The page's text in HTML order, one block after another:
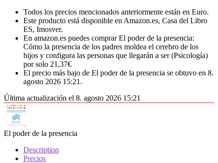
Todos los precios mencionados anteriormente están en Euro.
Este producto está disponible en Amazon.es, Casa del Libro
ES, Imosver.
En amazon.es puedes comprar El poder de la presencia:
Cómo la presencia de los padres moldea el cerebro de los
hijos y configura las personas que llegarán a ser (Psicología)
por solo 21,37€
El precio más bajo de El poder de la presencia se obtuvo en 8.
agosto 2026 15:21.
Última actualización el 8. agosto 2026 15:21
El poder de la presencia
Description
Precios